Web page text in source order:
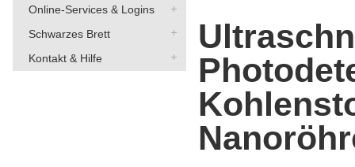
Online-Services & Logins
Schwarzes Brett
Kontakt & Hilfe